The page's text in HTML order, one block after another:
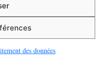
des données
des données
Cookies
• Construit avec